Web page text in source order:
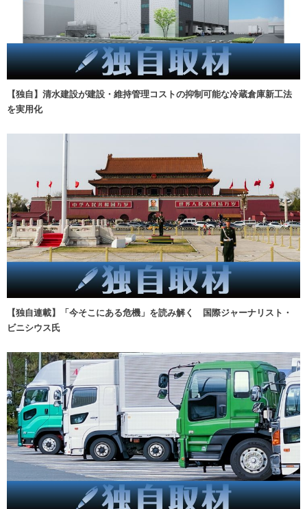
【独自】清水建設が建設・維持管理コストの抑制可能な冷蔵倉庫新工法
を実用化
【独自連載】「今そこにある危機」を読み解く 国際ジャーナリスト・
ビニシウス氏